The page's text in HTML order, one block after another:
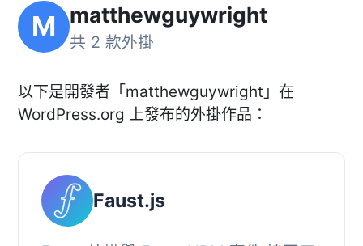
M matthewguywright
共 2 款外掛
以下是開發者「matthewguywright」在
WordPress.org 上發布的外掛作品：
Faust.js